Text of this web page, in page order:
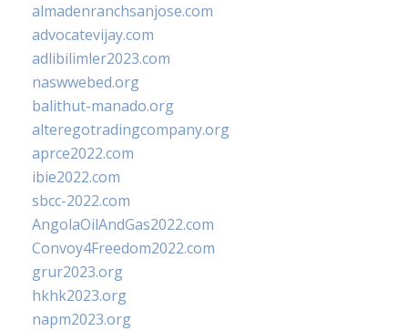
almadenranchsanjose.com
advocatevijay.com
adlibilimler2023.com
naswwebed.org
balithut-manado.org
alteregotradingcompany.org
aprce2022.com
ibie2022.com
sbcc-2022.com
AngolaOilAndGas2022.com
Convoy4Freedom2022.com
grur2023.org
hkhk2023.org
napm2023.org